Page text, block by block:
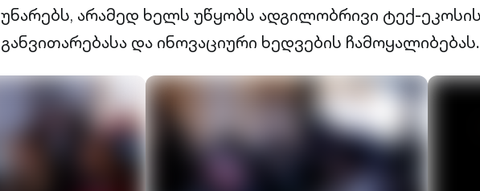
უნარებს, არამედ ხელს უწყობს ადგილობრივი ტექ-
განვითარებასა და ინოვაციური ხედვების ჩამოყალიბებას.